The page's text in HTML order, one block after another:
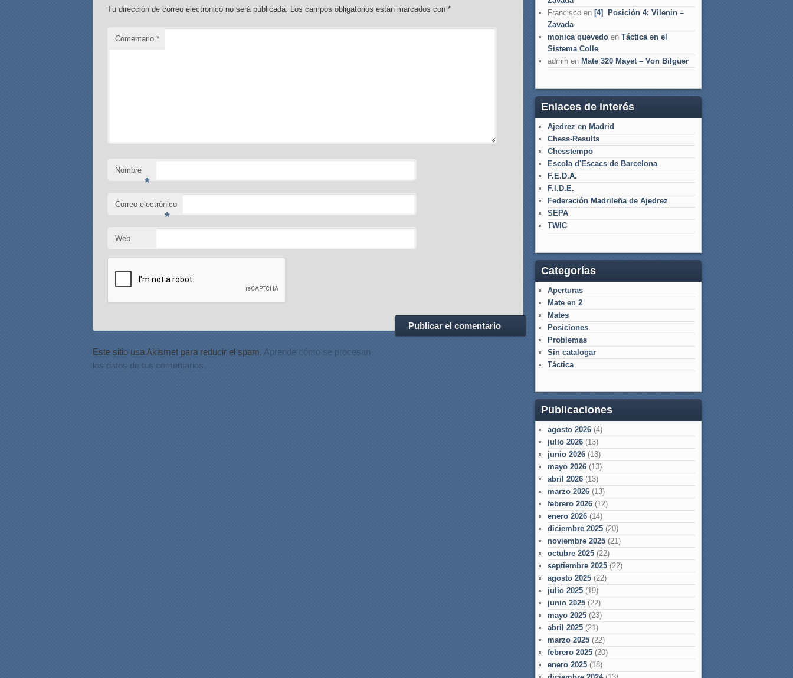
Tu dirección de correo electrónico no será publicada. Los campos obligatorios están marcados con*
Comentario*
Nombre
*
Correo electrónico
*
Web
Este sitio usa Akismet para reducir el spam. Aprende cómo se procesan
los datos de tus comentarios.
Francisco en [4] Posición 4: Vilenin –
Zavada
monica quevedo en Táctica en el
Sistema Colle
admin en Mate 320 Mayet – Von Bilguer
Enlaces de interés
Ajedrez en Madrid
Chess-Results
Chesstempo
Escola d'Escacs de Barcelona
F.E.D.A.
F.I.D.E.
Federación Madrileña de Ajedrez
SEPA
TWIC
Categorías
Aperturas
Mate en 2
Mates
Posiciones
Problemas
Sin catalogar
Táctica
Publicaciones
agosto 2026 (4)
julio 2026 (13)
junio 2026 (13)
mayo 2026 (13)
abril 2026 (13)
marzo 2026 (13)
febrero 2026 (12)
enero 2026 (14)
diciembre 2025 (20)
noviembre 2025 (21)
octubre 2025 (22)
septiembre 2025 (22)
agosto 2025 (22)
julio 2025 (19)
junio 2025 (22)
mayo 2025 (23)
abril 2025 (21)
marzo 2025 (22)
febrero 2025 (20)
enero 2025 (18)